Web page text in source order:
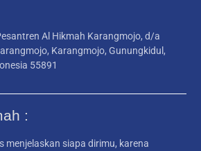
Al Hikmah Karangmojo, d/a
Karangmojo, Gunungkidul,
55891
:
menjelaskan siapa dirimu, karena